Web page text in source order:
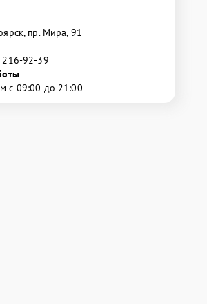
​пр. Мира, 91
216-92-39
с 09:00 до 21:00